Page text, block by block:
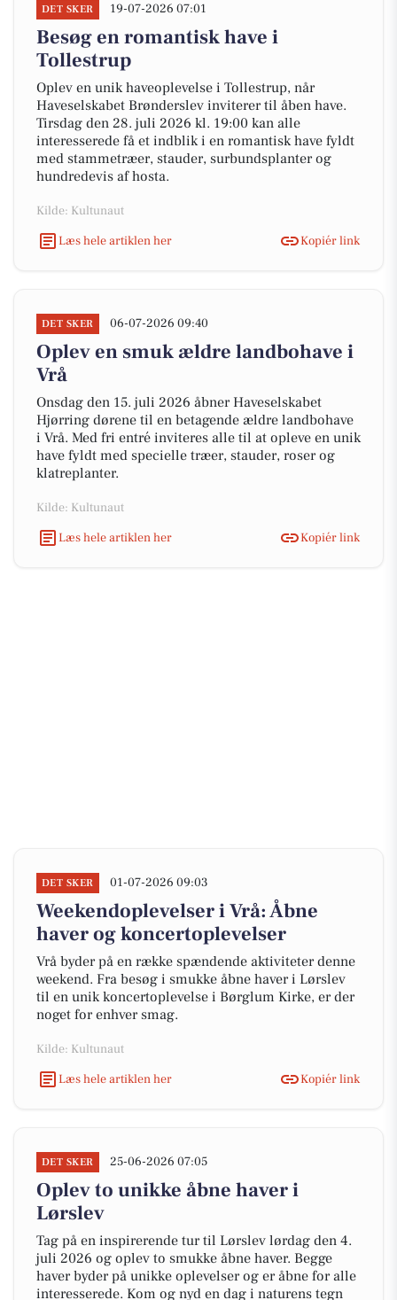
DET SKER 19-07-2026 07:01
Besøg en romantisk have i
Tollestrup
Oplev en unik haveoplevelse i Tollestrup, når
Haveselskabet Brønderslev inviterer til åben have.
Tirsdag den 28. juli 2026 kl. 19:00 kan alle
interesserede få et indblik i en romantisk have fyldt
med stammetræer, stauder, surbundsplanter og
hundredevis af hosta.
Kilde: Kultunaut
Læs hele artiklen her
Kopiér link
DET SKER 06-07-2026 09:40
Oplev en smuk ældre landbohave i
Vrå
Onsdag den 15. juli 2026 åbner Haveselskabet
Hjørring dørene til en betagende ældre landbohave
i Vrå. Med fri entré inviteres alle til at opleve en unik
have fyldt med specielle træer, stauder, roser og
klatreplanter.
Kilde: Kultunaut
Læs hele artiklen her
Kopiér link
DET SKER 01-07-2026 09:03
Weekendoplevelser i Vrå: Åbne
haver og koncertoplevelser
Vrå byder på en række spændende aktiviteter denne
weekend. Fra besøg i smukke åbne haver i Lørslev
til en unik koncertoplevelse i Børglum Kirke, er der
noget for enhver smag.
Kilde: Kultunaut
Læs hele artiklen her
Kopiér link
DET SKER 25-06-2026 07:05
Oplev to unikke åbne haver i
Lørslev
Tag på en inspirerende tur til Lørslev lørdag den 4.
juli 2026 og oplev to smukke åbne haver. Begge
haver byder på unikke oplevelser og er åbne for alle
interesserede. Kom og nyd en dag i naturens tegn